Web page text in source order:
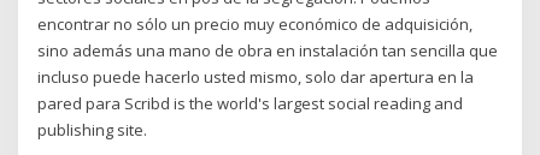
encontrar no sólo un precio muy económico de adquisición,
sino además una mano de obra en instalación tan sencilla que
incluso puede hacerlo usted mismo, solo dar apertura en la
pared para Scribd is the world's largest social reading and
publishing site.